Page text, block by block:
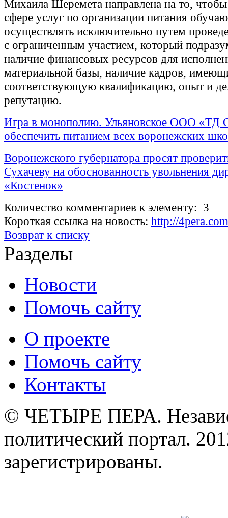
Михаила Шеремета направлена на то, чтобы
сфере услуг по организации питания
осуществлять исключительно путем
с ограниченным участием, который
наличие финансовых ресурсов для
материальной базы, наличие кадров,
соответствующую квалификацию, опыт и
репутацию.
Игра в монополию. Ульяновское ООО «ТД
обеспечить питанием всех воронежских
Воронежского губернатора просят
Сухачеву на обоснованность увольнения
«Костенок»
Количество комментариев к элементу: 3
Короткая ссылка на новость: http://
Возврат к списку
Разделы
Новости
Помочь сайту
О проекте
Помочь сайту
Контакты
© ЧЕТЫРЕ ПЕРА.
политический портал.
зарегистрированы.